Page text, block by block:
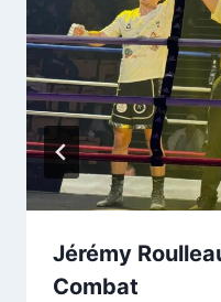
Jérémy
Combat